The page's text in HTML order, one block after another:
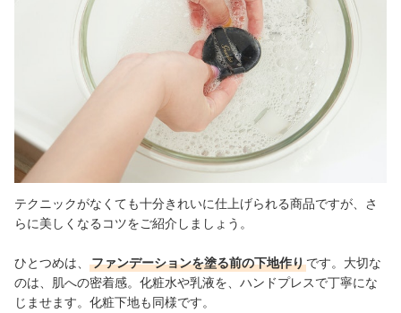
テクニックがなくても十分きれいに仕上げられる商品ですが、さ
らに美しくなるコツをご紹介しましょう。
ひとつめは、 ファンデーションを塗る前の下地作りです。大切な
のは、肌への密着感。化粧水や乳液を、ハンドプレスで丁寧にな
じませます。化粧下地も同様です。